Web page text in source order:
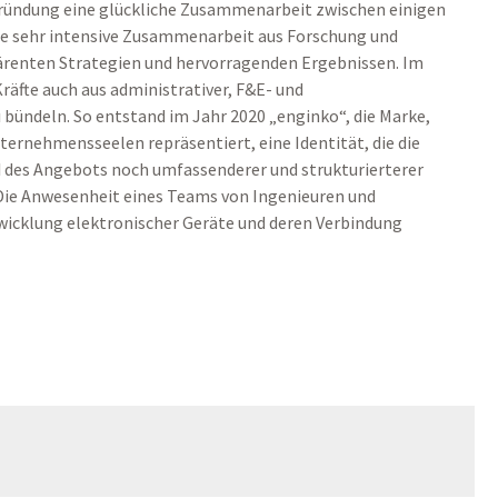
eine glückliche Zusammenarbeit zwischen einigen
sehr intensive Zusammenarbeit aus Forschung und
Strategien und hervorragenden Ergebnissen. Im
auch aus administrativer, F&E- und
So entstand im Jahr 2020 „enginko“, die Marke,
repräsentiert, eine Identität, die die
des Angebots noch umfassenderer und strukturierterer
Anwesenheit eines Teams von Ingenieuren und
elektronischer Geräte und deren Verbindung